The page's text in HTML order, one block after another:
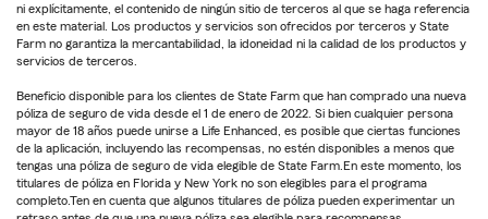
ni explícitamente, el contenido de ningún sitio de terceros al que se haga referencia
en este material. Los productos y servicios son ofrecidos por terceros y State
Farm no garantiza la mercantabilidad, la idoneidad ni la calidad de los productos y
servicios de terceros.
Beneficio disponible para los clientes de State Farm que han comprado una nueva
póliza de seguro de vida desde el 1 de enero de 2022. Si bien cualquier persona
mayor de 18 años puede unirse a Life Enhanced, es posible que ciertas funciones
de la aplicación, incluyendo las recompensas, no estén disponibles a menos que
tengas una póliza de seguro de vida elegible de State Farm.En este momento, los
titulares de póliza en Florida y New York no son elegibles para el programa
completo.Ten en cuenta que algunos titulares de póliza pueden experimentar un